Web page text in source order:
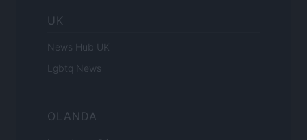
UK
News Hub UK
Lgbtq News
OLANDA